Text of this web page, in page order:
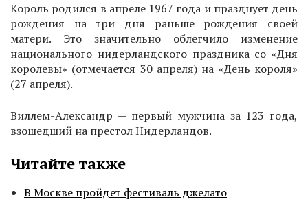
Король родился в апреле 1967 года и празднует день
рождения на три дня раньше рождения своей
матери. Это значительно облегчило изменение
национального нидерландского праздника со «Дня
королевы» (отмечается 30 апреля) на «День короля»
(27 апреля).
Виллем-Александр — первый мужчина за 123 года,
взошедший на престол Нидерландов.
Читайте также
В Москве пройдет фестиваль джелато